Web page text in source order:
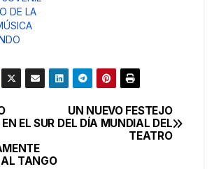
DE LA
UN NUEVO FESTEJO
DEL DÍA MUNDIAL DEL
TEATRO
EL SUR
TANGO